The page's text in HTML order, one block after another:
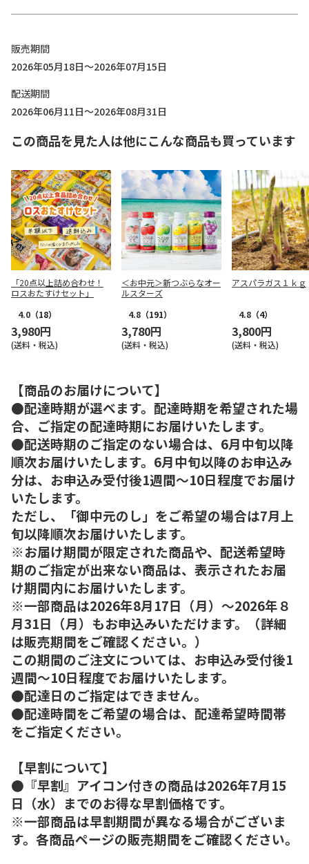
販売期間
2026年05月18日～2026年07月15日
配送期間
2026年06月11日～2026年08月31日
この商品を見た人は他にこんな商品も買っています
「20点以上詰め合わせ！
ロスおたすけセット」
4.0 （18）
3,980円
(送料・税込)
＜お中元＞新つぶらなオー
ルスターズ
4.8 （191）
3,780円
(送料・税込)
アスパラガス１ｋｇ
4.8 （4）
3,800円
(送料・税込)
【商品のお届けについて】
●配達時期が選べます。配達時期を希望された場
合、ご指定の配達時期にお届けいたします。
●配送時期のご指定のない場合は、6月中旬以降
順次お届けいたします。6月中旬以降のお申込み
分は、お申込み受付後1週間～10日程度でお届け
いたします。
ただし、「御中元のし」をご希望の場合は7月上
旬以降順次お届けいたします。
※お届け期間が限定された商品や、配送希望時
期のご指定が出来ない商品は、表示されたお届
け期間内にお届けいたします。
※一部商品は2026年8月17日（月）～2026年８
月31日（月）もお申込みいただけます。（詳細
は販売期間をご確認ください。）
この期間のご注文については、お申込み受付後1
週間～10日程度でお届けいたします。
●配達日のご指定はできません。
●配達時間をご希望の場合は、配達希望時間帯
をご指定ください。
【早割について】
●『早割』アイコン付きの商品は2026年7月15
日（水）までのお得な早割価格です。
※一部商品は早割期間が異なる場合がございま
す。各商品ページの販売期間をご確認ください。